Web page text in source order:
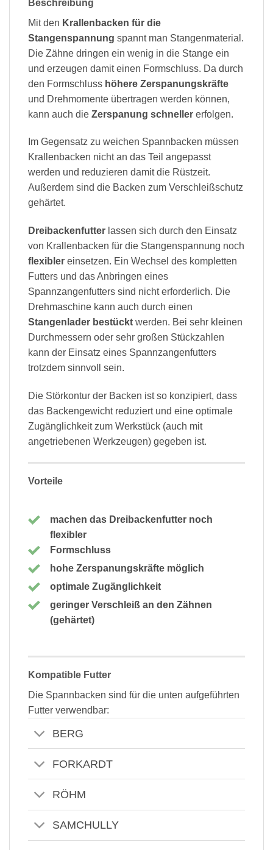
Beschreibung
Mit den Krallenbacken für die
Stangenspannung spannt man Stangenmaterial.
Die Zähne dringen ein wenig in die Stange ein
und erzeugen damit einen Formschluss. Da durch
den Formschluss höhere Zerspanungskräfte
und Drehmomente übertragen werden können,
kann auch die Zerspanung schneller erfolgen.
Im Gegensatz zu weichen Spannbacken müssen
Krallenbacken nicht an das Teil angepasst
werden und reduzieren damit die Rüstzeit.
Außerdem sind die Backen zum Verschleißschutz
gehärtet.
Dreibackenfutter lassen sich durch den Einsatz
von Krallenbacken für die Stangenspannung noch
flexibler einsetzen. Ein Wechsel des kompletten
Futters und das Anbringen eines
Spannzangenfutters sind nicht erforderlich. Die
Drehmaschine kann auch durch einen
Stangenlader bestückt werden. Bei sehr kleinen
Durchmessern oder sehr großen Stückzahlen
kann der Einsatz eines Spannzangenfutters
trotzdem sinnvoll sein.
Die Störkontur der Backen ist so konzipiert, dass
das Backengewicht reduziert und eine optimale
Zugänglichkeit zum Werkstück (auch mit
angetriebenen Werkzeugen) gegeben ist.
Vorteile
machen das Dreibackenfutter noch
flexibler
Formschluss
hohe Zerspanungskräfte möglich
optimale Zugänglichkeit
geringer Verschleiß an den Zähnen
(gehärtet)
Kompatible Futter
Die Spannbacken sind für die unten aufgeführten
Futter verwendbar:
BERG
FORKARDT
RÖHM
SAMCHULLY